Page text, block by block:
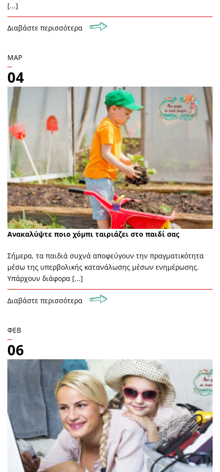
[...]
Διαβάστε περισσότερα
ΜΑΡ
04
Ανακαλύψτε ποιο χόμπι ταιριάζει στο παιδί σας
Σήμερα, τα παιδιά συχνά αποφεύγουν την πραγματικότητα
μέσω της υπερβολικής κατανάλωσης μέσων ενημέρωσης.
Υπάρχουν διάφορα [...]
Διαβάστε περισσότερα
ΦΕΒ
06